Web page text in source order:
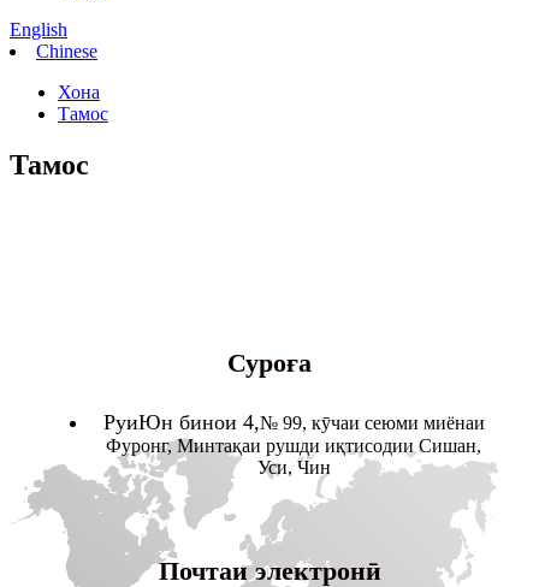
English
Chinese
Хона
Тамос
Тамос
Суроға
РуиЮн бинои 4,№ 99, кӯчаи сеюми миёнаи
Фуронг, Минтақаи рушди иқтисодии Сишан,
Уси, Чин
Почтаи электронӣ